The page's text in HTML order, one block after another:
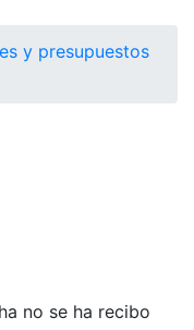
y presupuestos
no se ha recibo